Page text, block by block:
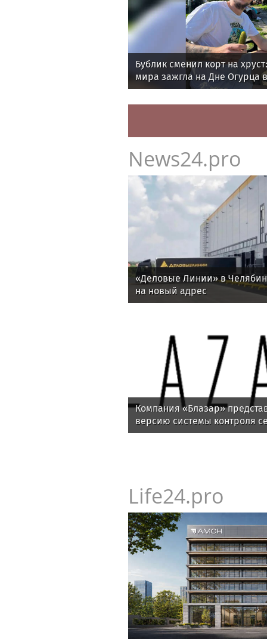
Бублик сменил корт на
мира зажгла на Дне Огурца
News24.pro
«Деловые Линии» в
на новый адрес
Компания «Блазар»
версию системы контроля
Blazar NAC 3.0
Life24.pro